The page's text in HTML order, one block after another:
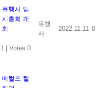
유행사 임
시총회 개
최
| Votes 0
유행
사
2022.11.11 0
베럴즈 캘